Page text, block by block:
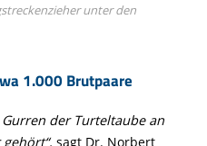
1.000 Brutpaare
unter den
der Turteltaube an
sagt Dr. Norbert